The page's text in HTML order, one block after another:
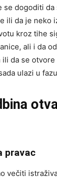
se dogoditi da
ili da je neko
kroz tihe
ali i da
ili da se
ulazi u
pravac
večiti